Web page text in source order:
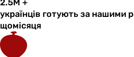
2.5M +
українців готують за нашими
щомісяця